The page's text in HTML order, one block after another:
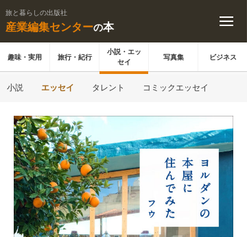
旅と暮らしの出版社
産業編集センターの本
趣味・実用 旅行・紀行
小説・エッ
セイ
写真集 ビジネス
小説 エッセイ タレント コミックエッセイ